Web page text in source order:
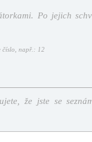
Po jejich
číslo, např.: 12
že jste se